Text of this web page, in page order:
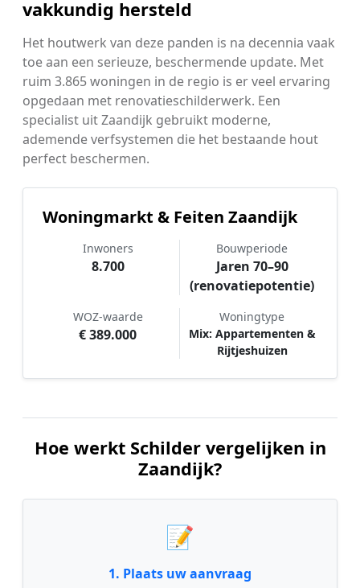
vakkundig hersteld
Het houtwerk van deze panden is na decennia vaak
toe aan een serieuze, beschermende update. Met
ruim 3.865 woningen in de regio is er veel ervaring
opgedaan met renovatieschilderwerk. Een
specialist uit Zaandijk gebruikt moderne,
ademende verfsystemen die het bestaande hout
perfect beschermen.
Woningmarkt & Feiten Zaandijk
Inwoners
8.700
Bouwperiode
Jaren 70–90
(renovatiepotentie)
WOZ-waarde
€ 389.000
Woningtype
Mix: Appartementen &
Rijtjeshuizen
Hoe werkt Schilder vergelijken in
Zaandijk?
📝
1. Plaats uw aanvraag